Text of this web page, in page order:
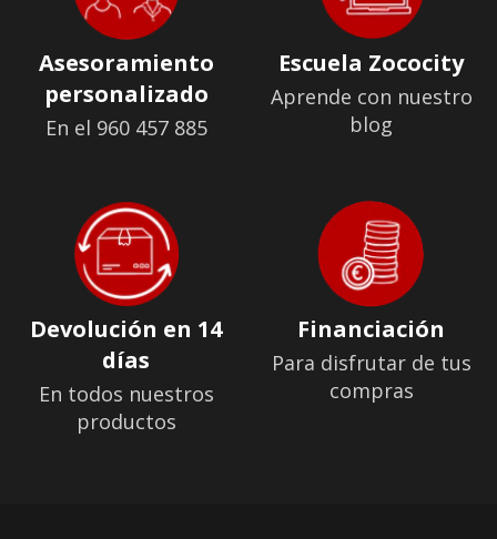
Asesoramiento
personalizado
En el 960 457 885
Escuela Zococity
Aprende con nuestro
blog
Devolución en 14
días
En todos nuestros
productos
Financiación
Para disfrutar de tus
compras